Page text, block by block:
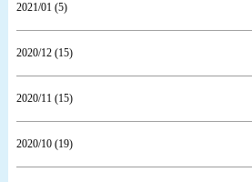
2021/01 (5)
2020/12 (15)
2020/11 (15)
2020/10 (19)